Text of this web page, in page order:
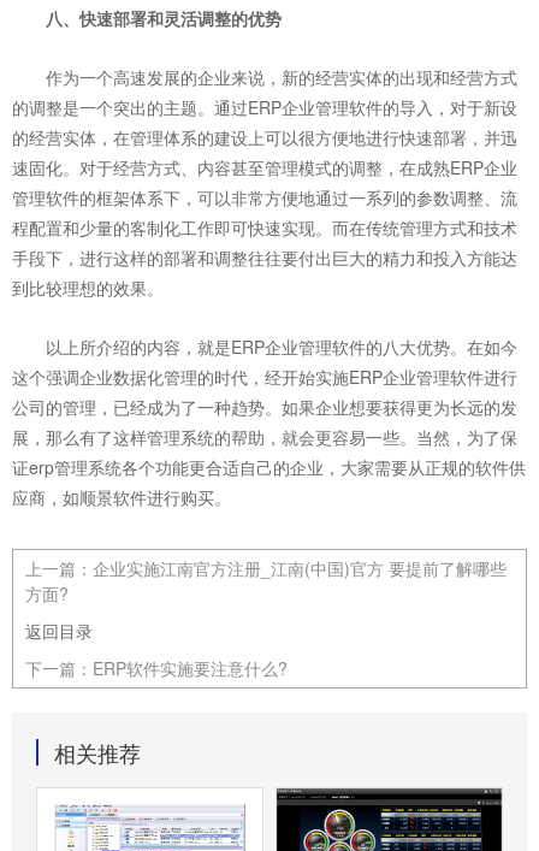
八、快速部署和灵活调整的优势
作为一个高速发展的企业来说，新的经营实体的出现和经营方式
的调整是一个突出的主题。通过ERP企业管理软件的导入，对于新设
的经营实体，在管理体系的建设上可以很方便地进行快速部署，并迅
速固化。对于经营方式、内容甚至管理模式的调整，在成熟ERP企业
管理软件的框架体系下，可以非常方便地通过一系列的参数调整、流
程配置和少量的客制化工作即可快速实现。而在传统管理方式和技术
手段下，进行这样的部署和调整往往要付出巨大的精力和投入方能达
到比较理想的效果。
以上所介绍的内容，就是ERP企业管理软件的八大优势。在如今
这个强调企业数据化管理的时代，经开始实施ERP企业管理软件进行
公司的管理，已经成为了一种趋势。如果企业想要获得更为长远的发
展，那么有了这样管理系统的帮助，就会更容易一些。当然，为了保
证erp管理系统各个功能更合适自己的企业，大家需要从正规的软件供
应商，如顺景软件进行购买。
上一篇： 企业实施江南官方注册_江南(中国)官方 要提前了解哪些
方面?
返回目录
下一篇： ERP软件实施要注意什么?
相关推荐